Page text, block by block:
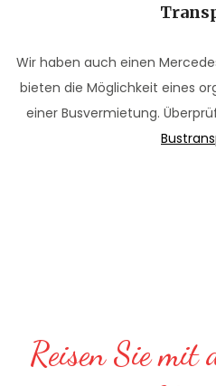
Wir haben auch einen
bieten die Möglichkeit eines
einer Busvermietung.
Reisen Sie mit